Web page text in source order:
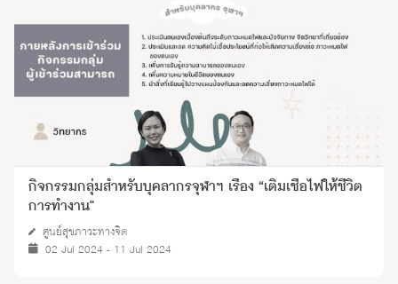
กิจกรรมกลุ่มสำหรับบุคลากรจุฬาฯ เรื่อง “เติมเชื้อไฟให้ชีวิต
การทำงาน"
ศูนย์สุขภาวะทางจิต
02 Jul 2024 - 11 Jul 2024